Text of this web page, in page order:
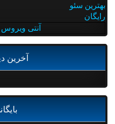
بهترین سئو
رایگان
آنتی ویروس
آخرین